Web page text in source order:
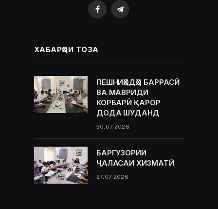
FacebookTelegram
ХАБАРҲОИ ТОЗА
ПЕШНИҲОДҲО БАРРАСӢ
ВА МАВРИДИ
КОРБАРӢ ҚАРОР
ДОДА ШУДАНД
30.07.2026
БАРГУЗОРИИ
ҶАЛАСАИ ХИЗМАТӢ
27.07.2026